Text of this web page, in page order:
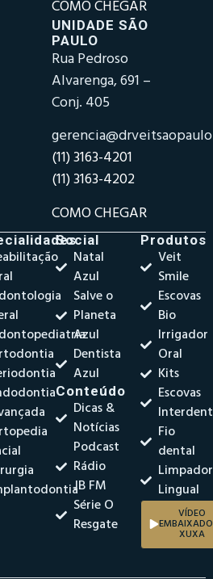
COMO CHEGAR
UNIDADE SÃO
PAULO
Rua Pedroso
Alvarenga, 691 –
Conj. 405
(11) 3163-4201
(11) 3163-4202
COMO CHEGAR
Social
Natal
Azul
Salve o
Planeta
Azul
Dentista
Azul
Conteúdo
Dicas &
Notícias
Podcast
Rádio
JB FM
Série O
Resgate
Produtos
Veit
Smile
Escovas
Bio
Irrigador
Oral
Kits
Escovas
Fio
dental
Limpador
Lingual
VÍDEO
XUXA